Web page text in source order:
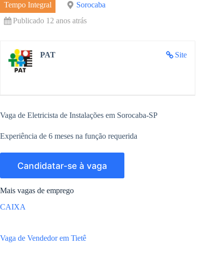
Tempo Integral
Sorocaba
Publicado 12 anos atrás
Site
PAT
Vaga de Eletricista de Instalações em Sorocaba-SP
Experiência de 6 meses na função requerida
Mais vagas de emprego
CAIXA
Vaga de Vendedor em Tietê